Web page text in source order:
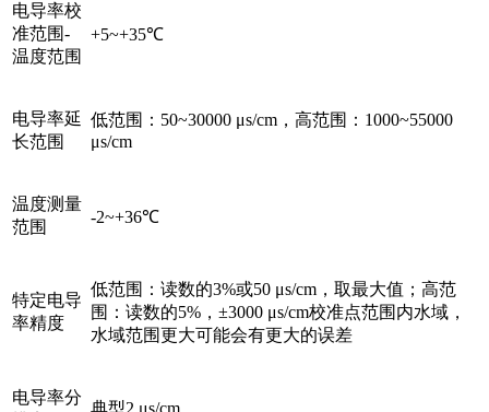
电导率校
准范围-
温度范围
+5~+35℃
电导率延
长范围
低范围：50~30000 μs/cm，高范围：1000~55000
μs/cm
温度测量
范围
-2~+36℃
特定电导
率精度
低范围：读数的3%或50 μs/cm，取最大值；高范
围：读数的5%，±3000 μs/cm校准点范围内水域，
水域范围更大可能会有更大的误差
电导率分